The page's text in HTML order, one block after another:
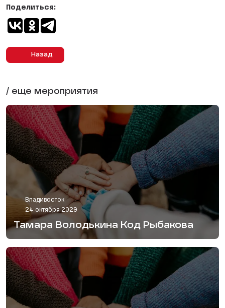
Назад
Поделиться:
/ еще мероприятия
Владивосток
24 октября 2029
Тамара Володькина Код Рыбакова